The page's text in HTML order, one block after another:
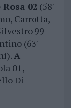
02 (58′
Carrotta,
99
(63′
A
01,
Di